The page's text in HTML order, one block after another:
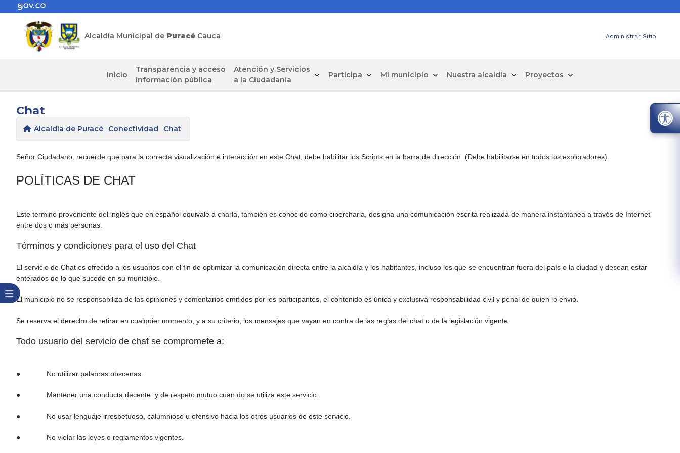
Alcaldía Municipal de Puracé Cauca Administrar Sitio
Inicio
Transparencia y acceso
información pública
Atención y Servicios
a la Ciudadanía
Participa Mi municipio Nuestra alcaldía Proyectos
Chat
Alcaldía de Puracé Conectividad Chat
Señor Ciudadano, recuerde que para la correcta visualización e interacción en este Chat, debe habilitar los Scripts en la barra de dirección. (Debe habilitarse en todos los exploradores).
POLÍTICAS DE CHAT
Este término proveniente del inglés que en español equivale a charla, también es conocido como cibercharla, designa una comunicación escrita realizada de manera instantánea a través de Internet
entre dos o más personas.
Términos y condiciones para el uso del Chat
El servicio de Chat es ofrecido a los usuarios con el fin de optimizar la comunicación directa entre la alcaldía y los habitantes, incluso los que se encuentran fuera del país o la ciudad y desean estar
enterados de lo que sucede en su municipio.
El municipio no se responsabiliza de las opiniones y comentarios emitidos por los participantes, el contenido es única y exclusiva responsabilidad civil y penal de quien lo envió.
Se reserva el derecho de retirar en cualquier momento, y a su criterio, los mensajes que vayan en contra de las reglas del chat o de la legislación vigente.
Todo usuario del servicio de chat se compromete a:
● No utilizar palabras obscenas.
● Mantener una conducta decente y de respeto mutuo cuan do se utiliza este servicio.
● No usar lenguaje irrespetuoso, calumnioso u ofensivo hacia los otros usuarios de este servicio.
● No violar las leyes o reglamentos vigentes.